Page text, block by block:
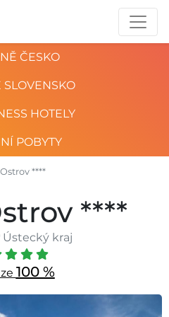
ČESKO
HOTELY
POBYTY
****
****
Ústecký kraj
100 %